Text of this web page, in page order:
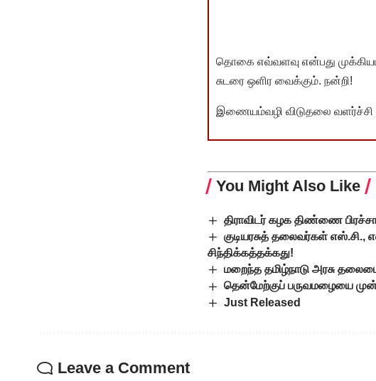
தொகை எவ்வளவு என்பது
சுடரை ஒளிர வைக்கும். நன்றி!
இணையம்வழி விடுதலை வளர்ச்சி
You Might Also Like
திராவிடர் கழக திண்ணை
குடியரசுத் தலைவர்கள் எஸ்.சி.,
சிந்திக்கத்தக்கது!
மறைந்த தமிழ்நாடு அரசு
தென்மேற்குப் பருவமழையை
Just Released
Leave a Comment